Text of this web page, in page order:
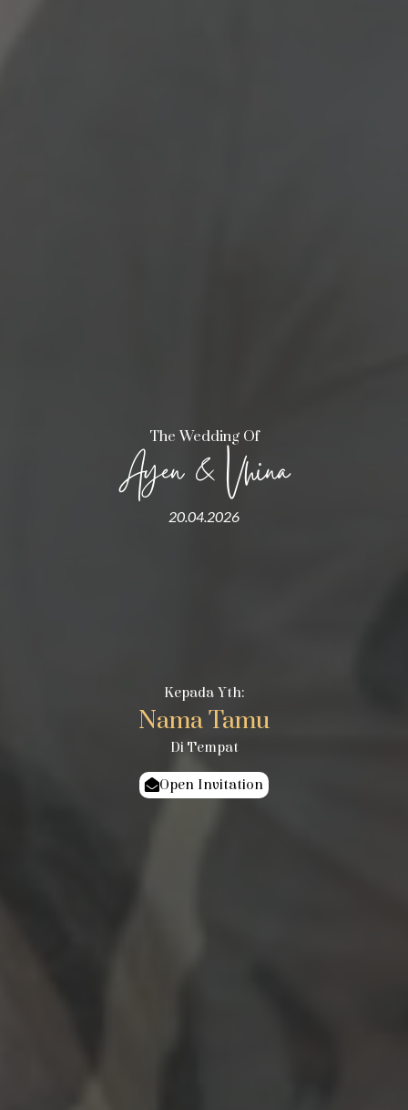
The Wedding Of
Ayen & Vhina
20.04.2026
Kepada Yth:
Nama Tamu
Di Tempat
Open Invitation